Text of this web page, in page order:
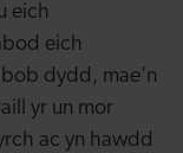
eich
eich
bob dydd, mae'n
yr un mor
ac yn hawdd